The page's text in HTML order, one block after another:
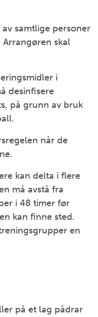
samtlige personer
Arrangøren skal
i
desinfisere
på grunn av bruk
når de
kan delta i flere
må avstå fra
i 48 timer før
kan finne sted.
en
på et lag pådrar